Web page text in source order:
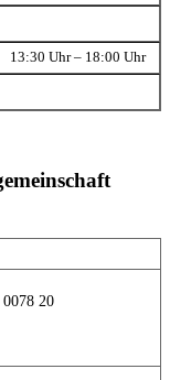
13:30 Uhr – 18:00 Uhr
20